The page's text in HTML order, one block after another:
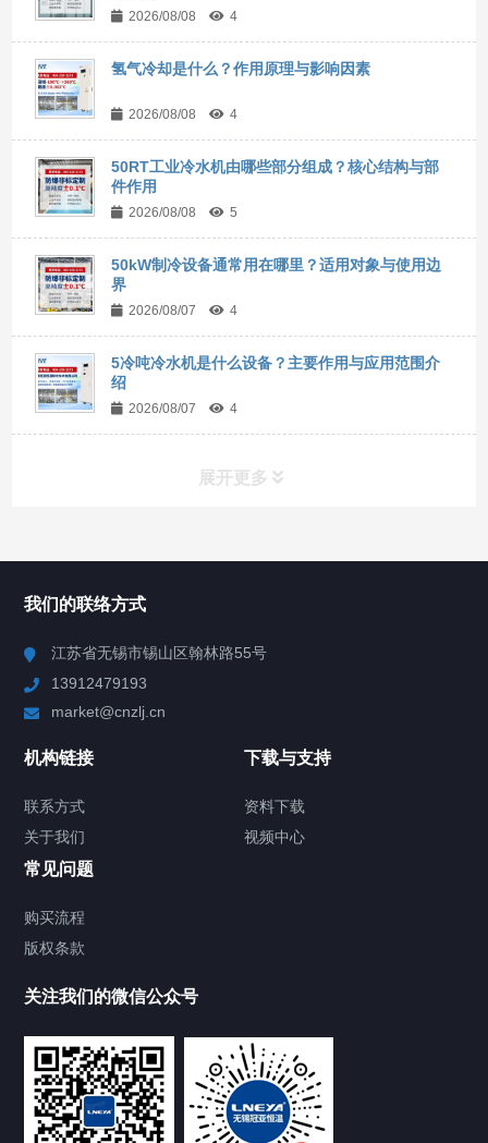
2026/08/08 4
氢气冷却是什么？作用原理与影响因素
2026/08/08 4
50RT工业冷水机由哪些部分组成？核心结构与部
件作用
2026/08/08 5
50kW制冷设备通常用在哪里？适用对象与使用边
界
2026/08/07 4
5冷吨冷水机是什么设备？主要作用与应用范围介
绍
2026/08/07 4
展开更多
Chiller高精度制冷循环器
TCU温度控制单元
Chiller气体控温系统
Chamber试验箱
FREEZER低温箱
我们的联络方式
江苏省无锡市锡山区翰林路55号
13912479193
market@cnzlj.cn
机构链接
联系方式
关于我们
下载与支持
资料下载
视频中心
常见问题
购买流程
版权条款
关注我们的微信公众号